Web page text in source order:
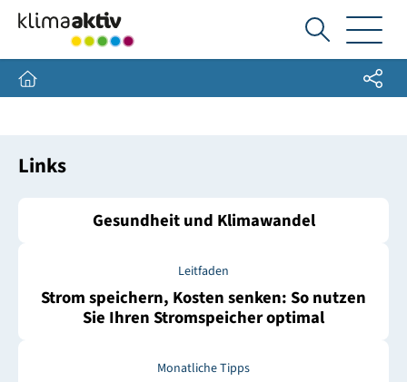
Ich
suche...
Home Share
Links
Gesundheit und Klimawandel
Leitfaden
Strom speichern, Kosten senken: So nutzen
Sie Ihren Stromspeicher optimal
Monatliche Tipps